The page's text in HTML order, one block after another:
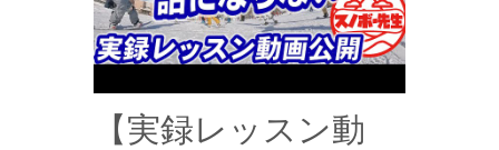
【実録レッスン動